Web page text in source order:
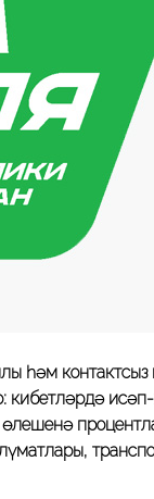
һәм контактсыз
кибетләрдә